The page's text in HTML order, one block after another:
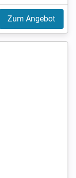
Zum Angebot